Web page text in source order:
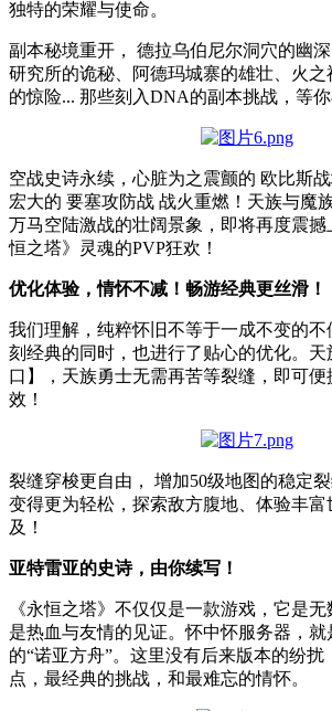
独特的荣耀与使命。
副本秘境重开， 德拉乌伯尼尔洞穴的幽
研究所的诡秘、阿德玛城寨的雄壮、火
的惊险... 那些刻入DNA的副本挑战，等你
空战史诗永续，心脏为之震颤的 欧比斯
宏大的 要塞攻防战 战火重燃！天族与魔
万马空陆激战的壮阔景象，即将再度震撼
恒之塔》灵魂的PVP狂欢！
优化体验，情怀不减！畅游经典更丝滑！
我们理解，纯粹怀旧不等于一成不变的不
刻经典的同时，也进行了贴心的优化。天
口】，天族勇士无需再苦等裂缝，即可
效！
裂缝穿梭更自由， 增加50级地图的稳定
变得更为轻松，探索敌方腹地、体验丰
及！
亚特雷亚的史诗，由你续写！
《永恒之塔》不仅仅是一款游戏，它是无
是热血与友情的见证。怀中怀服务器，就
的“诺亚方舟”。这里没有后来版本的纷扰
点，最经典的挑战，和最难忘的情怀。